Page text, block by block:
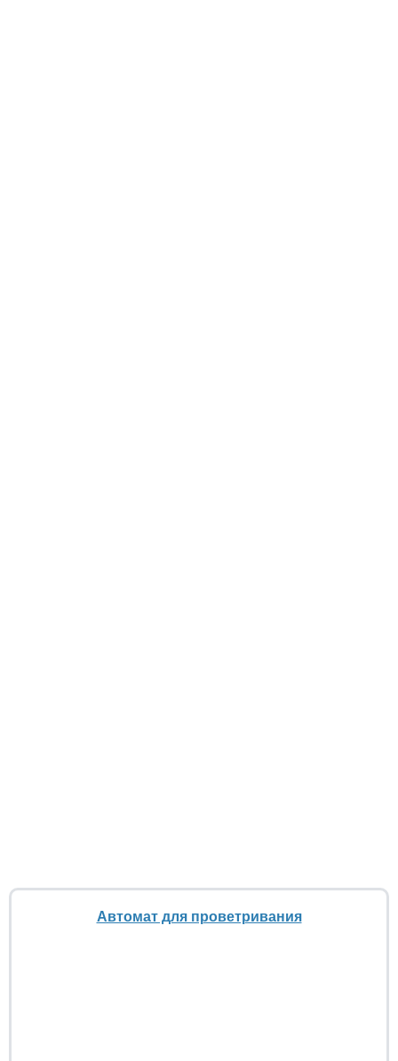
Автомат для проветривания